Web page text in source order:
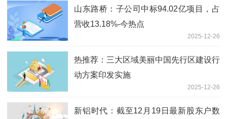
山东路桥：子公司中标94.02亿项目，占
营收13.18%-今热点
2025-12-26
热推荐：三大区域美丽中国先行区建设行
动方案印发实施
2025-12-26
新铝时代：截至12月19日最新股东户数